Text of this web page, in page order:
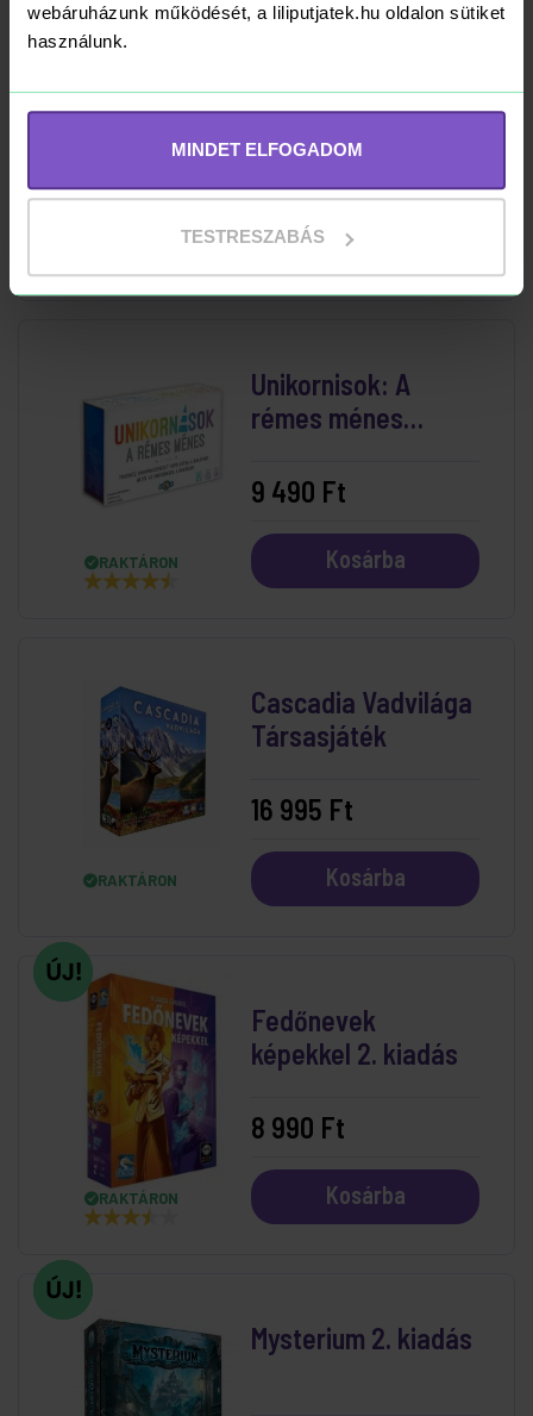
webáruházunk működését, a liliputjatek.hu oldalon sütiket
használunk.
MINDET ELFOGADOM
TESTRESZABÁS
kiadás
Kosárba
RAKTÁRON
Unikornisok: A
rémes ménes
9 490 Ft
Kosárba
RAKTÁRON
Cascadia Vadvilága
Társasjáték
16 995 Ft
Kosárba
RAKTÁRON
Fedőnevek
képekkel 2. kiadás
8 990 Ft
Kosárba
Mysterium 2. kiadás